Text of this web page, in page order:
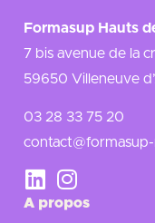
Formasup Hauts
7 bis avenue de la
59650 Villeneuve
03 28 33 75 20
A propos